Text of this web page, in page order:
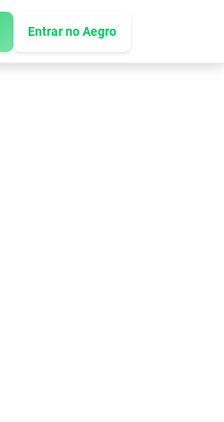
Entrar no Aegro